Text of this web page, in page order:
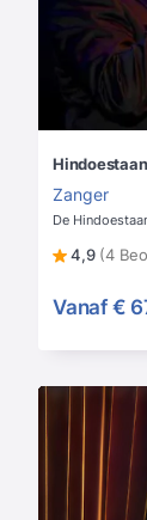
Zanger
De
4,9 (4
Vanaf €